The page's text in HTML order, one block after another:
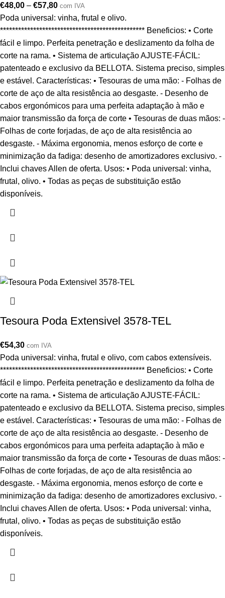
€48,00 – €57,80 com IVA
Poda universal: vinha, frutal e olivo.
************************************************ Beneficios: • Corte
fácil e limpo. Perfeita penetração e deslizamento da folha de
corte na rama. • Sistema de articulação AJUSTE-FÁCIL:
patenteado e exclusivo da BELLOTA. Sistema preciso, simples
e estável. Características: • Tesouras de uma mão: - Folhas de
corte de aço de alta resistência ao desgaste. - Desenho de
cabos ergonómicos para uma perfeita adaptação à mão e
maior transmissão da força de corte • Tesouras de duas mãos: -
Folhas de corte forjadas, de aço de alta resistência ao
desgaste. - Máxima ergonomia, menos esforço de corte e
minimização da fadiga: desenho de amortizadores exclusivo. -
Inclui chaves Allen de oferta. Usos: • Poda universal: vinha,
frutal, olivo. • Todas as peças de substituição estão
disponíveis.
Tesoura Poda Extensivel 3578-TEL
€54,30 com IVA
Poda universal: vinha, frutal e olivo, com cabos extensíveis.
************************************************ Beneficios: • Corte
fácil e limpo. Perfeita penetração e deslizamento da folha de
corte na rama. • Sistema de articulação AJUSTE-FÁCIL:
patenteado e exclusivo da BELLOTA. Sistema preciso, simples
e estável. Características: • Tesouras de uma mão: - Folhas de
corte de aço de alta resistência ao desgaste. - Desenho de
cabos ergonómicos para uma perfeita adaptação à mão e
maior transmissão da força de corte • Tesouras de duas mãos: -
Folhas de corte forjadas, de aço de alta resistência ao
desgaste. - Máxima ergonomia, menos esforço de corte e
minimização da fadiga: desenho de amortizadores exclusivo. -
Inclui chaves Allen de oferta. Usos: • Poda universal: vinha,
frutal, olivo. • Todas as peças de substituição estão
disponíveis.